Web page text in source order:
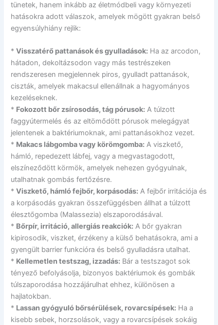
tünetek, hanem inkább az életmódbeli vagy környezeti
hatásokra adott válaszok, amelyek mögött gyakran belső
egyensúlyhiány rejlik:
*Visszatérő pattanások és gyulladások: Ha az arcodon,
hátadon, dekoltázsodon vagy más testrészeken
rendszeresen megjelennek piros, gyulladt pattanások,
ciszták, amelyek makacsul ellenállnak a hagyományos
kezeléseknek.
* Fokozott bőr zsírosodás, tág pórusok: A túlzott
faggyútermelés és az eltömődött pórusok melegágyat
jelentenek a baktériumoknak, ami pattanásokhoz vezet.
* Makacs lábgomba vagy körömgomba: A viszkető,
hámló, repedezett lábfej, vagy a megvastagodott,
elszíneződött körmök, amelyek nehezen gyógyulnak,
utalhatnak gombás fertőzésre.
*Viszkető, hámló fejbőr, korpásodás: A fejbőr irritációja és
a korpásodás gyakran összefüggésben állhat a túlzott
élesztőgomba (Malassezia) elszaporodásával.
* Bőrpír, irritáció, allergiás reakciók: A bőr gyakran
kipirosodik, viszket, érzékeny a külső behatásokra, ami a
gyengült barrier funkcióra és belső gyulladásra utalhat.
* Kellemetlen testszag, izzadás: Bár a testszagot sok
tényező befolyásolja, bizonyos baktériumok és gombák
túlszaporodása hozzájárulhat ehhez, különösen a
hajlatokban.
* Lassan gyógyuló bőrsérülések, rovarcsípések: Ha a
kisebb sebek, horzsolások, vagy a rovarcsípések sokáig